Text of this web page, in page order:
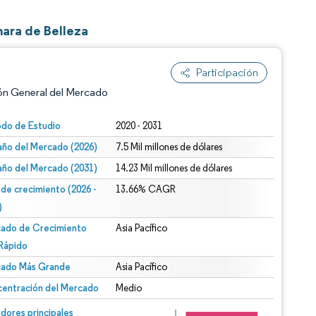
de Belleza
Participación
General del Mercado
de Estudio 2020 - 2031
del Mercado (2026) 7.5 Mil millones de dólares
del Mercado (2031) 14.23 Mil millones de dólares
de crecimiento (2026 -
13.66% CAGR
de Crecimiento
Asia Pacífico
Más Grande Asia Pacífico
del Mercado Medio
principales
© Mordor Intelligence. El uso requiere atribución según CC BY 4.0.
CC BY 4.0.